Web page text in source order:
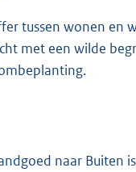
tussen wonen en
met een wilde
naar Buiten